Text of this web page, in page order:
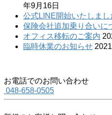
年9月16日
公式LINE開始いたしまし
保険会社追加乗り合いに
オフィス移転のご案内
臨時休業のお知らせ
お電話でのお問い合わせ
048-658-0505